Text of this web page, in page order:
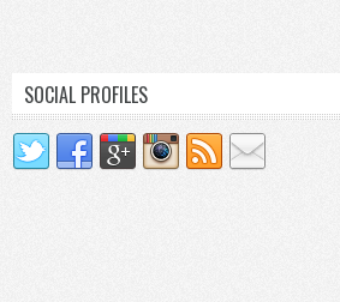
SOCIAL PROFILES